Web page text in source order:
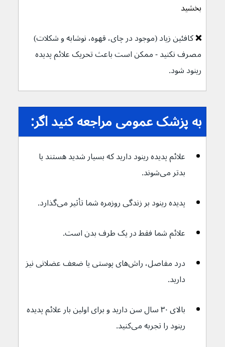
بخشید
❌ کافئین زیاد (موجود در چای، قهوه، نوشابه و شکلات)
مصرف نکنید - ممکن است باعث تحریک علائم پدیده
رینود شود.
به پزشک عمومی مراجعه کنید اگر:
علائم پدیده رینود دارید که بسیار شدید هستند یا
بدتر می‌شوند.
پدیده رینود بر زندگی روزمره شما تأثیر می‌گذارد.
علائم شما فقط در یک طرف بدن است.
درد مفاصل، راش‌های پوستی یا ضعف عضلانی نیز
دارید.
بالای ۳۰ سال سن دارید و برای اولین بار علائم پدیده
رینود را تجربه می‌کنید.